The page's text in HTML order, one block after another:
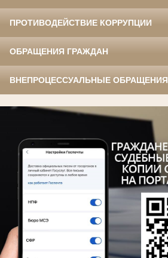
ПРОТИВОДЕЙСТВИЕ КОРРУПЦИИ
ОБРАЩЕНИЯ ГРАЖДАН
ВНЕПРОЦЕССУАЛЬНЫЕ ОБРАЩЕНИЯ